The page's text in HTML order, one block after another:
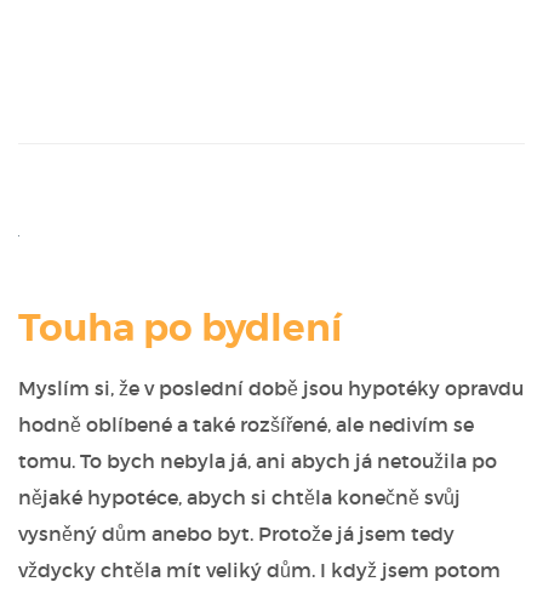
Touha po bydlení
Myslím si, že v poslední době jsou hypotéky opravdu
hodně oblíbené a také rozšířené, ale nedivím se
tomu. To bych nebyla já, ani abych já netoužila po
nějaké hypotéce, abych si chtěla konečně svůj
vysněný dům anebo byt. Protože já jsem tedy
vždycky chtěla mít veliký dům. I když jsem potom